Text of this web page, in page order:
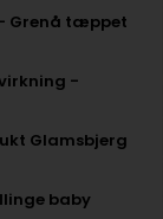
Grenå tæppet
-
Glamsbjerg
baby